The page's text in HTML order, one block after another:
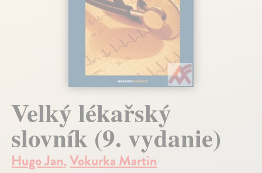
Velký lékařský
slovník (9. vydanie)
Hugo Jan,Vokurka Martin